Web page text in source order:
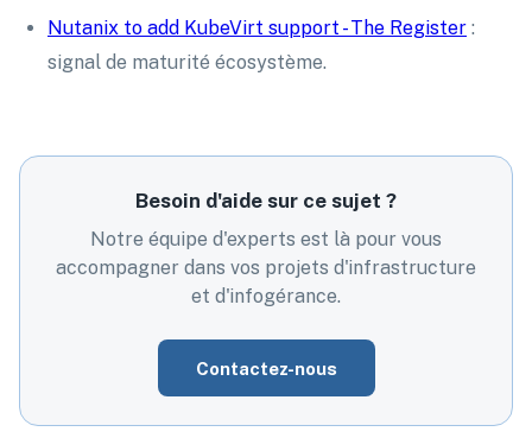
Nutanix to add KubeVirt support - The Register :
signal de maturité écosystème.
Besoin d'aide sur ce sujet ?
Notre équipe d'experts est là pour vous
accompagner dans vos projets d'infrastructure
et d'infogérance.
Contactez-nous